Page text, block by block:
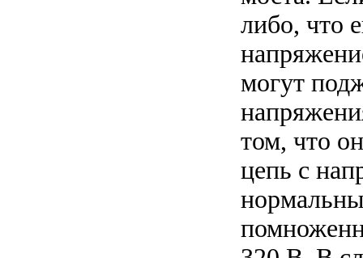
либо, что
могут
том, что
цепь с